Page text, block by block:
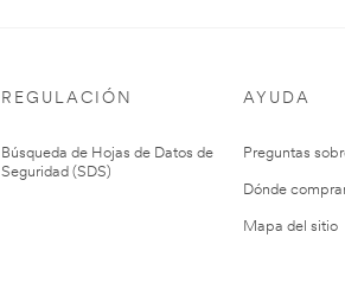
REGULACIÓN
Búsqueda de Hojas de Datos de
Seguridad (SDS)
AYUDA
Preguntas
Dónde
Mapa del sitio